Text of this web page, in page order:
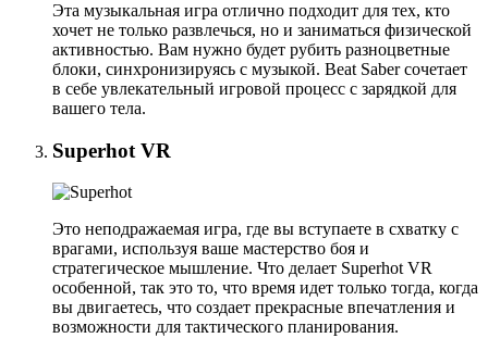
Эта музыкальная игра отлично подходит для тех, кто
хочет не только развлечься, но и заниматься физической
активностью. Вам нужно будет рубить разноцветные
блоки, синхронизируясь с музыкой. Beat Saber сочетает
в себе увлекательный игровой процесс с зарядкой для
вашего тела.
Superhot VR
Это неподражаемая игра, где вы вступаете в схватку с
врагами, используя ваше мастерство боя и
стратегическое мышление. Что делает Superhot VR
особенной, так это то, что время идет только тогда, когда
вы двигаетесь, что создает прекрасные впечатления и
возможности для тактического планирования.